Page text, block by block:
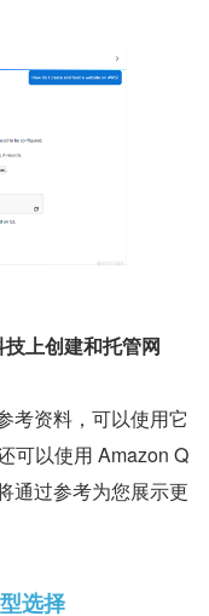
上创建和托管网
考资料，可以使用它
可以使用 Amazon Q
通过参考为您展示更
选择